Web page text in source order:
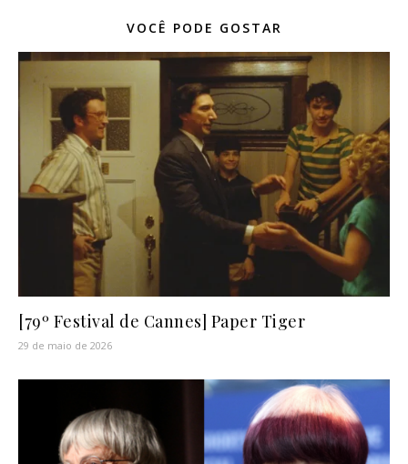
VOCÊ PODE GOSTAR
[79º Festival de Cannes] Paper Tiger
29 de maio de 2026